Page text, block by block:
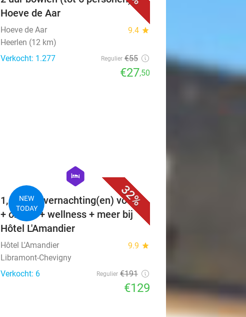
Hoeve de Aar
Hoeve de Aar 9.4 star
Heerlen (12 km)
Verkocht: 1.277
Regulier €55
€27,50
32%
NEW
TODAY
hexagon
hotel
1, 2 of 3 overnachting(en) voor 2
+ ontbijt + wellness + meer bij
Hôtel L'Amandier
Hôtel L'Amandier 9.9 star
Libramont-Chevigny
Verkocht: 6
Regulier €191
€129